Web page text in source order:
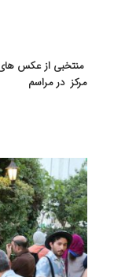
منتخبی از عکس های
مرکز در مراسم